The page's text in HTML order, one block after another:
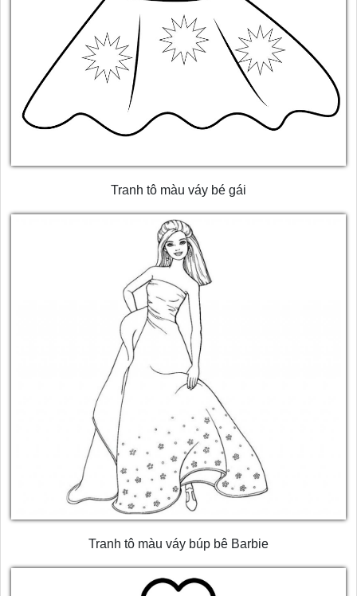
Tranh tô màu váy bé gái
Tranh tô màu váy búp bê Barbie